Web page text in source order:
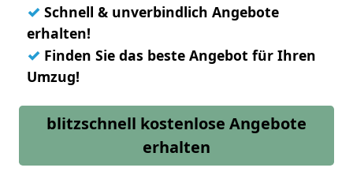
✓ Schnell & unverbindlich Angebote
erhalten!
✓ Finden Sie das beste Angebot für Ihren
Umzug!
blitzschnell kostenlose Angebote
erhalten